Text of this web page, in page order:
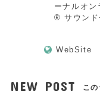
ーナルオン
®︎ サウンド
WebSite
NEW POST こ